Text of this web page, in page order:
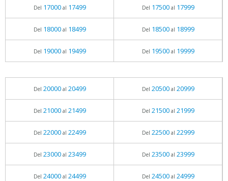
Del 17000al 17499 Del 17500al 17999
Del 18000al 18499 Del 18500al 18999
Del 19000al 19499 Del 19500al 19999
Del 20000al 20499 Del 20500al 20999
Del 21000al 21499 Del 21500al 21999
Del 22000al 22499 Del 22500al 22999
Del 23000al 23499 Del 23500al 23999
Del 24000al 24499 Del 24500al 24999